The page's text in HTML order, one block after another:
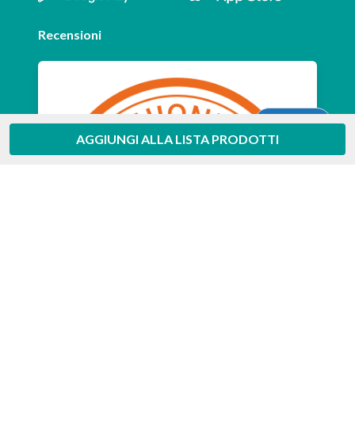
AGGIUNGI ALLA LISTA PRODOTTI
Recensioni
Aiuto